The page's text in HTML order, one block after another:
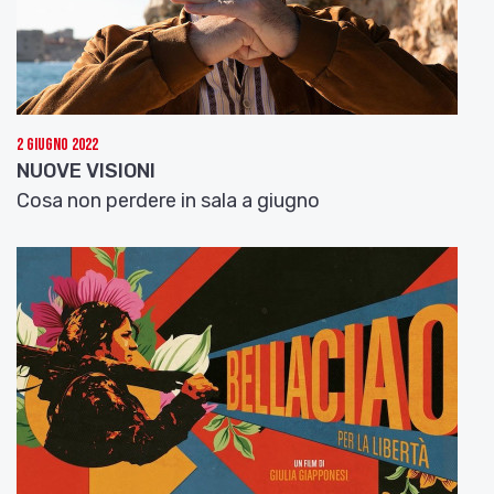
opera prima di Luke Scott, figlio di Ridley Scott,
che ha avuto la possibilità di lavorare con un
interessante cast formato tra gli altri da Kate
Mara e Paul Giamatti e proseguo con il
del regista teatrale Michal Grandage. Anche qui il
cast è stellare, con Colin Firth che interpreta il
grande editor newyorkese Max Perkins, e Jude
Perkins strinse un’intensa e delicata relazione.
Nella storia anche Nicole Kidman, nei panni
dell’amante di Wolfe, Guy Pearce in quelli di Francis
Scott Fitzgerald e Dominic West che vedremo
interpretare Ernest Hemingway.
Il 9 novembre uscirà ancheSing Street ,
dell’irlandese John Carney che ha scelto proprio
Dublino per ambientare le vicende del
2 Giugno 2022
NUOVE VISIONI
Cosa non perdere in sala a giugno